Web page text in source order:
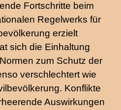
Fortschritte beim
Regelwerks für
erzielt
sich die Einhaltung
zum Schutz der
verschlechtert wie
Konflikte
Auswirkungen